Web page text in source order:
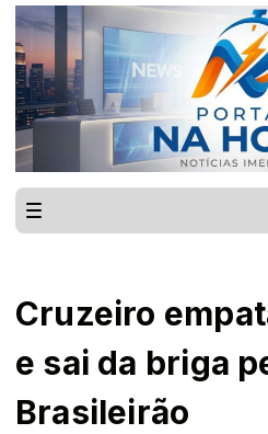
Cruzeiro
e sai da briga
Brasileirão